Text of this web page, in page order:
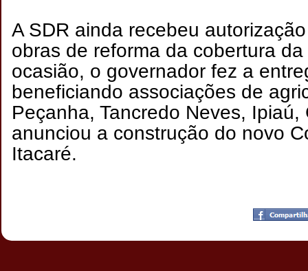
A SDR ainda recebeu
obras de reforma da cobertura
ocasião, o governador fez a
beneficiando associações de
Peçanha, Tancredo Neves,
anunciou a construção do novo
Itacaré.
19:46